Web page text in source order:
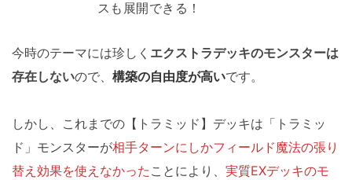
スも展開できる！
今時のテーマには珍しく エクストラデッキのモンスターは
存在しないので、 構築の自由度が高いです。
しかし、これまでの【トラミッド】デッキは「トラミッ
ド」モンスターが相手ターンにしかフィールド魔法の張り
替え効果を使えなかった ことにより、 実質EXデッキのモ